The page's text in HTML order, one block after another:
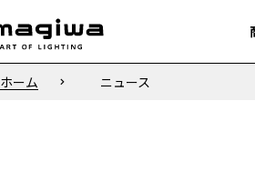
ホーム ニュース